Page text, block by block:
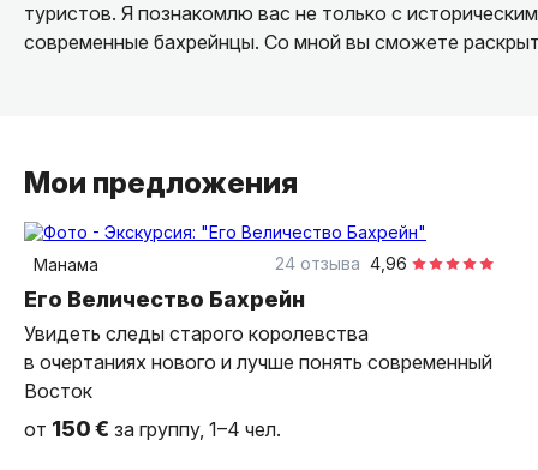
туристов. Я познакомлю вас не только с
современные бахрейнцы. Со мной вы сможете
Мои предложения
Манама 4,96
24 отзыва
Его Величество Бахрейн
Увидеть следы старого королевства
в очертаниях нового и лучше понять современный
Восток
от 150 € за группу, 1–4 чел.